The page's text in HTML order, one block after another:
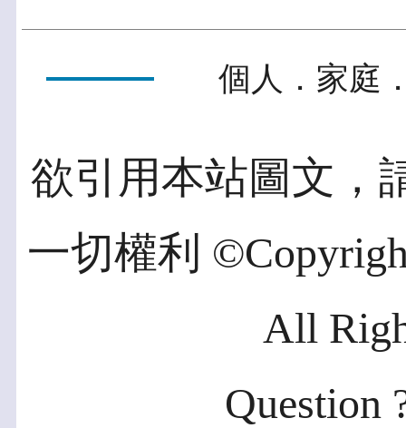
個人．家庭
欲引用本站圖文，
一切權利
All
Question